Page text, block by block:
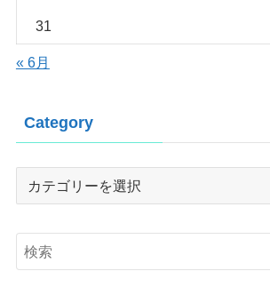
31
« 6月
Category
Category